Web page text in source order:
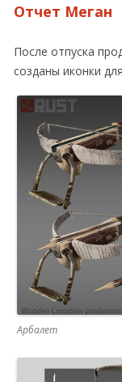
Отчет Меган
После отпуска
созданы иконки
Арбалет